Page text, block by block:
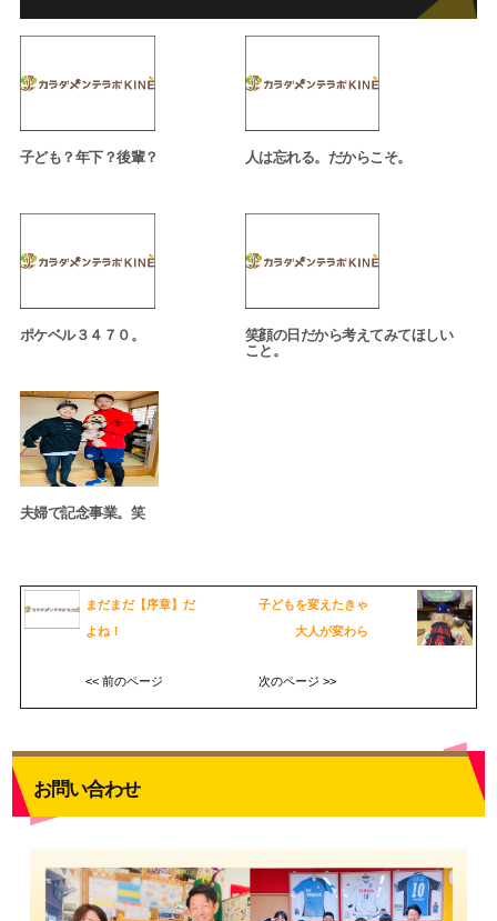
子ども？年下？後輩？ 人は忘れる。だからこそ。
ポケベル３４７０。
笑顔の日だから考えてみてほしい
こと。
夫婦で記念事業。笑
まだまだ【序章】だ
よね！
<< 前のページ
子どもを変えたきゃ
大人が変わら
次のページ >>
お問い合わせ